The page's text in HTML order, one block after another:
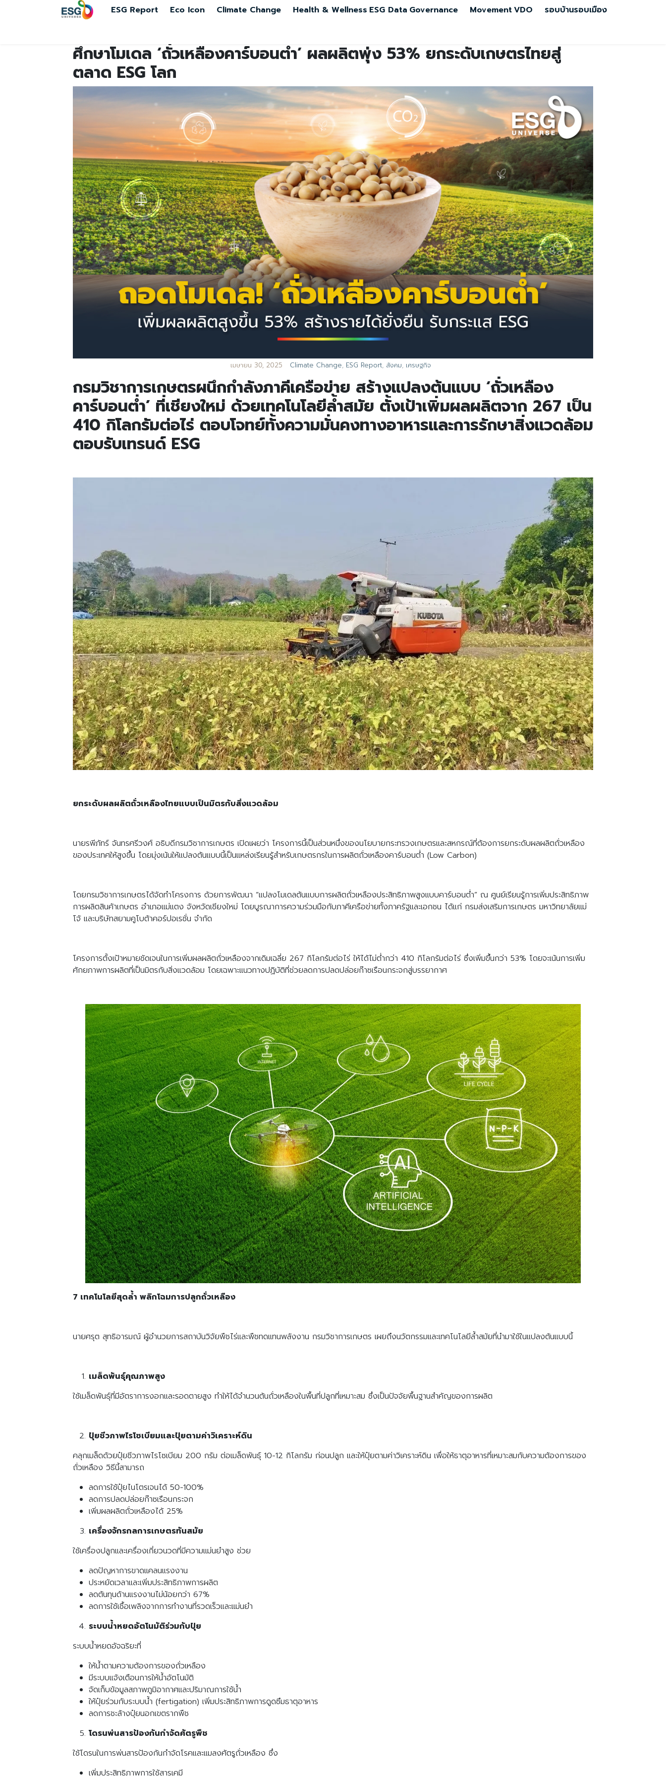
ESG Report Eco Icon Climate Change Health & Wellness ESG Data Governance MovementVDO รอบบ้านรอบเมือง
Search
for: Search
ศึกษาโมเดล ‘ถั่วเหลืองคาร์บอนต่ำ’ ผลผลิตพุ่ง 53% ยกระดับเกษตรไทยสู่
ตลาด ESG โลก
เมษายน 30, 2025 Climate Change, ESG Report, สังคม, เศรษฐกิจ
กรมวิชาการเกษตรผนึกกำลังภาคีเครือข่าย สร้างแปลงต้นแบบ ‘ถั่วเหลือง
คาร์บอนต่ำ’ ที่เชียงใหม่ ด้วยเทคโนโลยีล้ำสมัย ตั้งเป้าเพิ่มผลผลิตจาก 267 เป็น
410 กิโลกรัมต่อไร่ ตอบโจทย์ทั้งความมั่นคงทางอาหารและการรักษาสิ่งแวดล้อม
ตอบรับเทรนด์ ESG
ยกระดับผลผลิตถั่วเหลืองไทยแบบเป็นมิตรกับสิ่งแวดล้อม
นายรพีภัทร์ จันทรศรีวงศ์ อธิบดีกรมวิชาการเกษตร เปิดเผยว่า โครงการนี้เป็นส่วนหนึ่งของนโยบายกระทรวงเกษตรและสหกรณ์ที่ต้องการยกระดับผลผลิตถั่วเหลือง
ของประเทศให้สูงขึ้น โดยมุ่งเน้นให้แปลงต้นแบบนี้เป็นแหล่งเรียนรู้สำหรับเกษตรกรในการผลิตถั่วเหลืองคาร์บอนต่ำ (Low Carbon)
โดยกรมวิชาการเกษตรได้จัดทำโครงการ ด้วยการพัฒนา “แปลงโมเดลต้นแบบการผลิตถั่วเหลืองประสิทธิภาพสูงแบบคาร์บอนต่ำ” ณ ศูนย์เรียนรู้การเพิ่มประสิทธิภาพ
การผลิตสินค้าเกษตร อำเภอแม่แตง จังหวัดเชียงใหม่ โดยบูรณาการความร่วมมือกับภาคีเครือข่ายทั้งภาครัฐและเอกชน ได้แก่ กรมส่งเสริมการเกษตร มหาวิทยาลัยแม่
โจ้ และบริษัทสยามคูโบต้าคอร์ปอเรชั่น จำกัด
โครงการตั้งเป้าหมายชัดเจนในการเพิ่มผลผลิตถั่วเหลืองจากเดิมเฉลี่ย 267 กิโลกรัมต่อไร่ ให้ได้ไม่ต่ำกว่า 410 กิโลกรัมต่อไร่ ซึ่งเพิ่มขึ้นกว่า 53% โดยจะเน้นการเพิ่ม
ศักยภาพการผลิตที่เป็นมิตรกับสิ่งแวดล้อม โดยเฉพาะแนวทางปฏิบัติที่ช่วยลดการปลดปล่อยก๊าซเรือนกระจกสู่บรรยากาศ
7 เทคโนโลยีสุดล้ำ พลิกโฉมการปลูกถั่วเหลือง
นายศรุต สุทธิอารมณ์ ผู้อำนวยการสถาบันวิจัยพืชไร่และพืชทดแทนพลังงาน กรมวิชาการเกษตร เผยถึงนวัตกรรมและเทคโนโลยีล้ำสมัยที่นำมาใช้ในแปลงต้นแบบนี้
เมล็ดพันธุ์คุณภาพสูง
ใช้เมล็ดพันธุ์ที่มีอัตราการงอกและรอดตายสูง ทำให้ได้จำนวนต้นถั่วเหลืองในพื้นที่ปลูกที่เหมาะสม ซึ่งเป็นปัจจัยพื้นฐานสำคัญของการผลิต
ปุ๋ยชีวภาพไรโซเบียมและปุ๋ยตามค่าวิเคราะห์ดิน
คลุกเมล็ดด้วยปุ๋ยชีวภาพไรโซเบียม 200 กรัม ต่อเมล็ดพันธุ์ 10-12 กิโลกรัม ก่อนปลูก และให้ปุ๋ยตามค่าวิเคราะห์ดิน เพื่อให้ธาตุอาหารที่เหมาะสมกับความต้องการของ
ถั่วเหลือง วิธีนี้สามารถ
ลดการใช้ปุ๋ยไนโตรเจนได้ 50-100%
ลดการปลดปล่อยก๊าซเรือนกระจก
เพิ่มผลผลิตถั่วเหลืองได้ 25%
เครื่องจักรกลการเกษตรทันสมัย
ใช้เครื่องปลูกและเครื่องเกี่ยวนวดที่มีความแม่นยำสูง ช่วย
ลดปัญหาการขาดแคลนแรงงาน
ประหยัดเวลาและเพิ่มประสิทธิภาพการผลิต
ลดต้นทุนด้านแรงงานไม่น้อยกว่า 67%
ลดการใช้เชื้อเพลิงจากการทำงานที่รวดเร็วและแม่นยำ
ระบบน้ำหยดอัตโนมัติร่วมกับปุ๋ย
ระบบน้ำหยดอัจฉริยะที่
ให้น้ำตามความต้องการของถั่วเหลือง
มีระบบแจ้งเตือนการให้น้ำอัตโนมัติ
จัดเก็บข้อมูลสภาพภูมิอากาศและปริมาณการใช้น้ำ
ให้ปุ๋ยร่วมกับระบบน้ำ (fertigation) เพิ่มประสิทธิภาพการดูดซึมธาตุอาหาร
ลดการชะล้างปุ๋ยนอกเขตรากพืช
โดรนพ่นสารป้องกันกำจัดศัตรูพืช
ใช้โดรนในการพ่นสารป้องกันกำจัดโรคและแมลงศัตรูถั่วเหลือง ซึ่ง
เพิ่มประสิทธิภาพการใช้สารเคมี